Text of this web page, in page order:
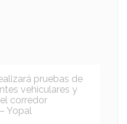
pruebas de
vehiculares y
corredor
Yopal